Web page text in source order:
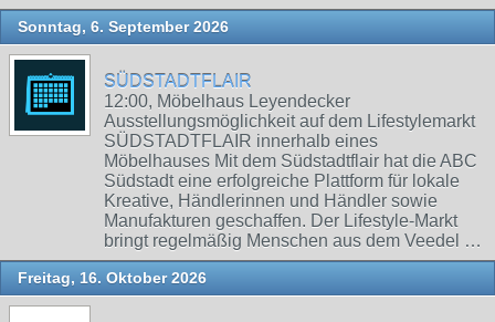
Sonntag, 6. September 2026
SÜDSTADTFLAIR
12:00, Möbelhaus Leyendecker
Ausstellungsmöglichkeit auf dem Lifestylemarkt
SÜDSTADTFLAIR innerhalb eines
Möbelhauses Mit dem Südstadtflair hat die ABC
Südstadt eine erfolgreiche Plattform für lokale
Kreative, Händlerinnen und Händler sowie
Manufakturen geschaffen. Der Lifestyle-Markt
bringt regelmäßig Menschen aus dem Veedel …
Freitag, 16. Oktober 2026